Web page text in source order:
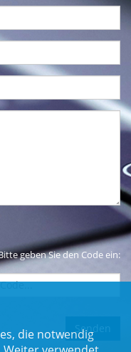
geben Sie den Code ein:
die notwendig